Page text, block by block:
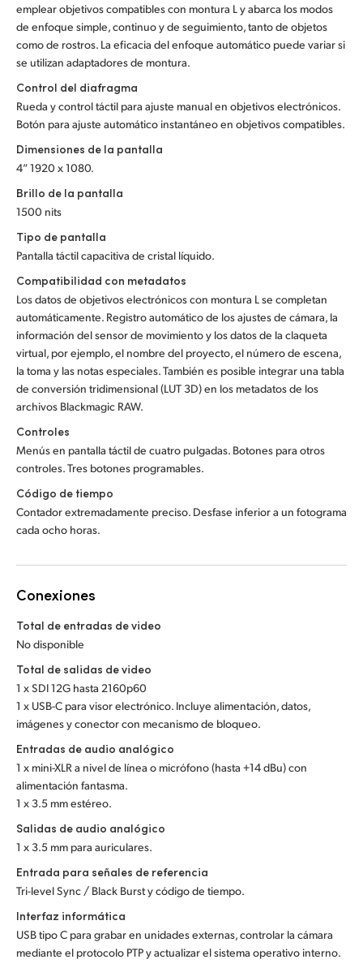
emplear objetivos compatibles con montura L y abarca los modos
de enfoque simple, continuo y de seguimiento, tanto de objetos
como de rostros. La eficacia del enfoque automático puede variar si
se utilizan adaptadores de montura.
Control del diafragma
Rueda y control táctil para ajuste manual en objetivos electrónicos.
Botón para ajuste automático instantáneo en objetivos compatibles.
Dimensiones de la pantalla
4” 1920 x 1080.
Brillo de la pantalla
1500 nits
Tipo de pantalla
Pantalla táctil capacitiva de cristal líquido.
Compatibilidad con metadatos
Los datos de objetivos electrónicos con montura L se completan
automáticamente. Registro automático de los ajustes de cámara, la
información del sensor de movimiento y los datos de la claqueta
virtual, por ejemplo, el nombre del proyecto, el número de escena,
la toma y las notas especiales. También es posible integrar una tabla
de conversión tridimensional (LUT 3D) en los metadatos de los
archivos Blackmagic RAW.
Controles
Menús en pantalla táctil de cuatro pulgadas. Botones para otros
controles. Tres botones programables.
Código de tiempo
Contador extremadamente preciso. Desfase inferior a un fotograma
cada ocho horas.
Conexiones
Total de entradas de video
No disponible
Total de salidas de video
1 x SDI 12G hasta 2160p60
1 x USB-C para visor electrónico. Incluye alimentación, datos,
imágenes y conector con mecanismo de bloqueo.
Entradas de audio analógico
1 x mini-XLR a nivel de línea o micrófono (hasta +14 dBu) con
alimentación fantasma.
1 x 3.5 mm estéreo.
Salidas de audio analógico
1 x 3.5 mm para auriculares.
Entrada para señales de referencia
Tri-level Sync / Black Burst y código de tiempo.
Interfaz informática
USB tipo C para grabar en unidades externas, controlar la cámara
mediante el protocolo PTP y actualizar el sistema operativo interno.